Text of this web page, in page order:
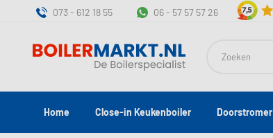
073 - 612 18 55 06 - 57 57 57 26
Home Close-in Keukenboiler Doorstromer